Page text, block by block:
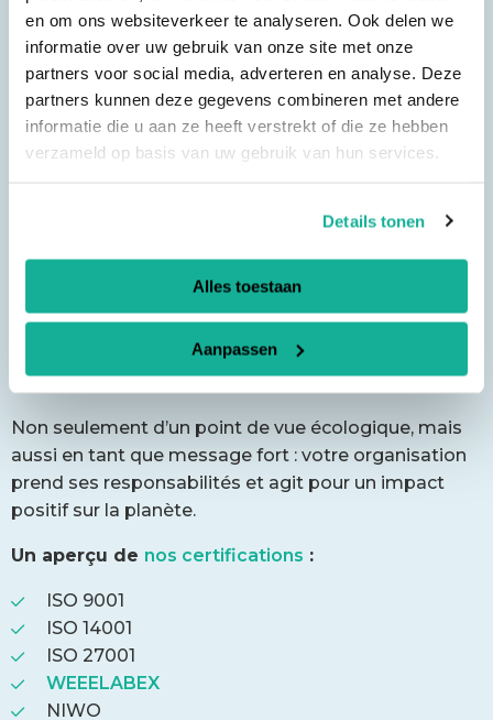
en om ons websiteverkeer te analyseren. Ook delen we
informatie over uw gebruik van onze site met onze
partners voor social media, adverteren en analyse. Deze
partners kunnen deze gegevens combineren met andere
informatie die u aan ze heeft verstrekt of die ze hebben
verzameld op basis van uw gebruik van hun services.
Details tonen
Alles toestaan
Aanpassen
de déchets électroniques et moins de gaspillage de
ressources précieuses. En contribuant activement à
une économie circulaire, votre entreprise participe à
la construction d’un monde plus durable.
Non seulement d’un point de vue écologique, mais
aussi en tant que message fort : votre organisation
prend ses responsabilités et agit pour un impact
positif sur la planète.
Un aperçu de nos certifications :
ISO 9001
ISO 14001
ISO 27001
WEEELABEX
NIWO